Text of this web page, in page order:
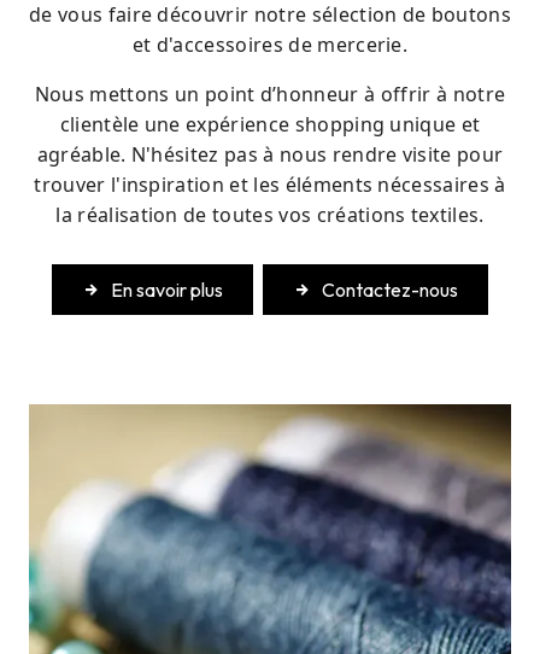
de vous faire découvrir notre sélection de boutons
et d'accessoires de mercerie.
Nous mettons un point d’honneur à offrir à notre
clientèle une expérience shopping unique et
agréable. N'hésitez pas à nous rendre visite pour
trouver l'inspiration et les éléments nécessaires à
la réalisation de toutes vos créations textiles.
En savoir plus Contactez-nous